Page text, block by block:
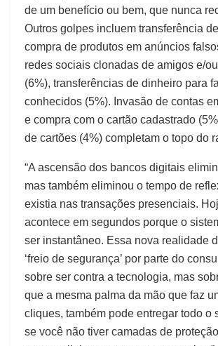
de um benefício ou bem, que nunca
Outros golpes incluem transferência
compra de produtos em anúncios
redes sociais clonadas de amigos e/
(6%), transferências de dinheiro para
conhecidos (5%). Invasão de contas
e compra com o cartão cadastrado
de cartões (4%) completam o topo do
“A ascensão dos bancos digitais
mas também eliminou o tempo de
existia nas transações presenciais.
acontece em segundos porque o
ser instantâneo. Essa nova realidade
‘freio de segurança’ por parte do
sobre ser contra a tecnologia, mas
que a mesma palma da mão que faz
cliques, também pode entregar todo o
se você não tiver camadas de